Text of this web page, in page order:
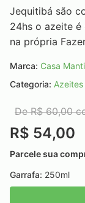
Jequitibá são
24hs o azeite
na própria
Marca: Casa
Categoria: Azeites
DeR$ 60,00
R$ 54,00
Parcele sua
Garrafa: 250ml